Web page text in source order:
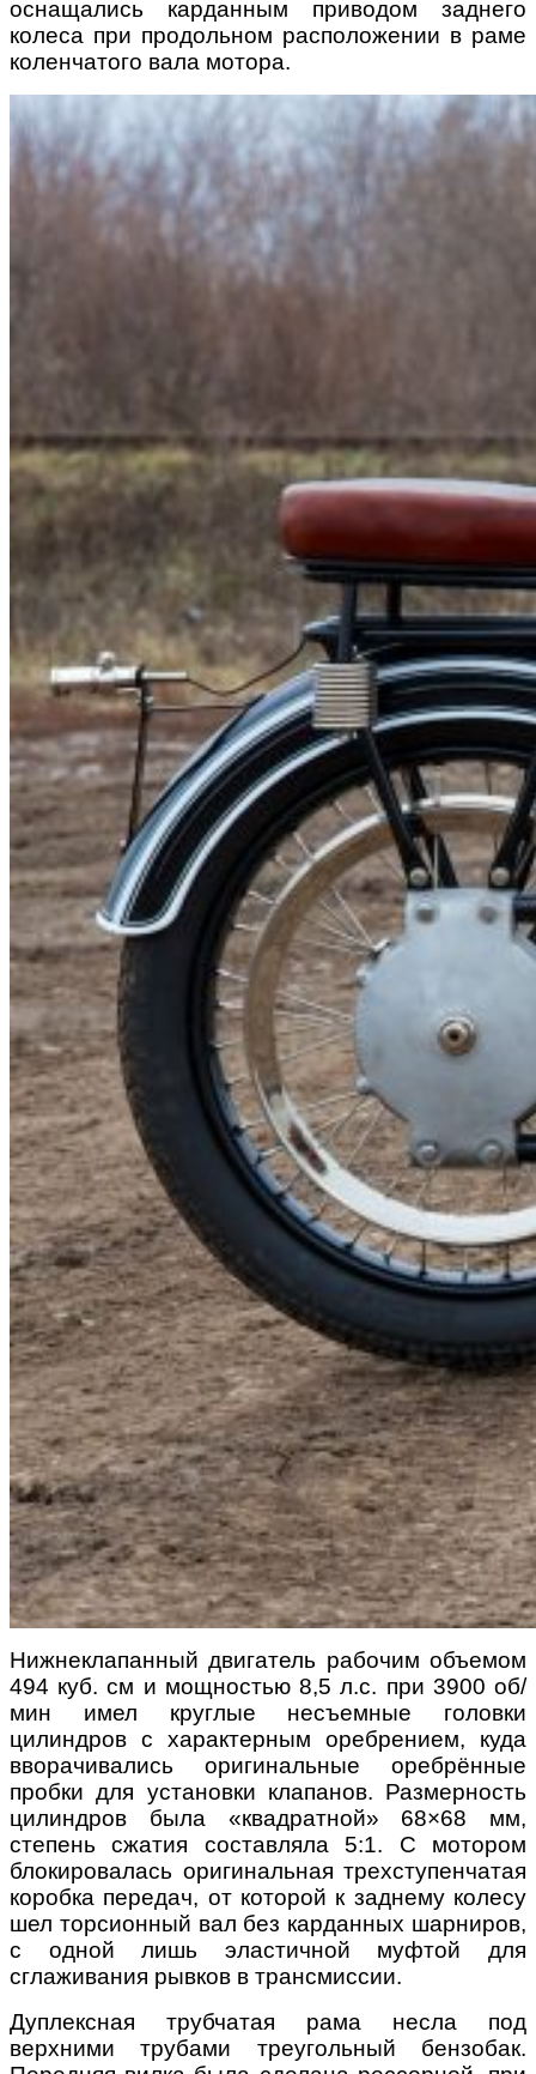
оснащались карданным приводом заднего
колеса при продольном расположении в раме
коленчатого вала мотора.
Нижнеклапанный двигатель рабочим объемом
494 куб. см и мощностью 8,5 л.с. при 3900 об/
мин имел круглые несъемные головки
цилиндров с характерным оребрением, куда
вворачивались оригинальные оребрённые
пробки для установки клапанов. Размерность
цилиндров была «квадратной» 68×68 мм,
степень сжатия составляла 5:1. С мотором
блокировалась оригинальная трехступенчатая
коробка передач, от которой к заднему колесу
шел торсионный вал без карданных шарниров,
с одной лишь эластичной муфтой для
сглаживания рывков в трансмиссии.
Дуплексная трубчатая рама несла под
верхними трубами треугольный бензобак.